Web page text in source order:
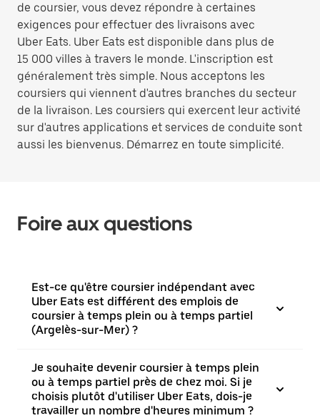
de coursier, vous devez répondre à certaines
exigences pour effectuer des livraisons avec
Uber Eats. Uber Eats est disponible dans plus de
15 000 villes à travers le monde. L'inscription est
généralement très simple. Nous acceptons les
coursiers qui viennent d'autres branches du secteur
de la livraison. Les coursiers qui exercent leur activité
sur d'autres applications et services de conduite sont
aussi les bienvenus. Démarrez en toute simplicité.
Foire aux questions
Est-ce qu'être coursier indépendant avec
Uber Eats est différent des emplois de
coursier à temps plein ou à temps partiel
(Argelès-sur-Mer) ?
Je souhaite devenir coursier à temps plein
ou à temps partiel près de chez moi. Si je
choisis plutôt d'utiliser Uber Eats, dois-je
travailler un nombre d'heures minimum ?